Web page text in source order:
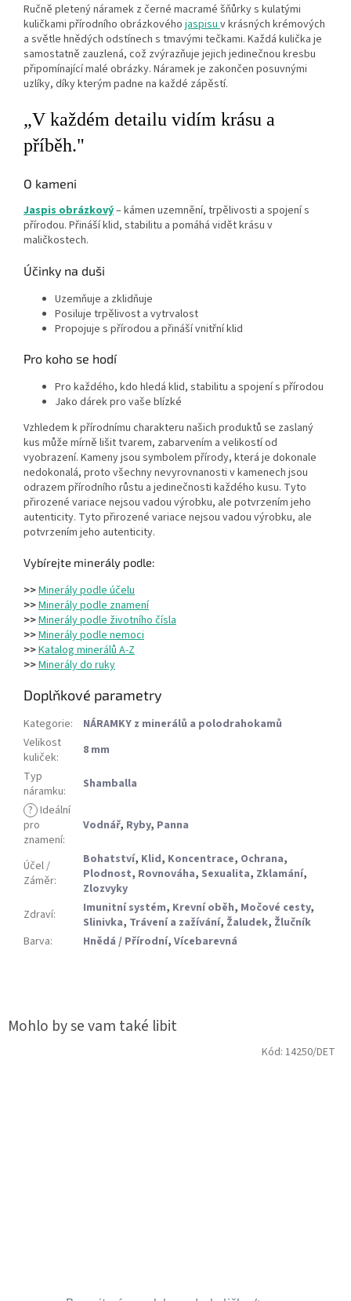
Ručně pletený náramek z černé macramé šňůrky s kulatými
kuličkami přírodního obrázkového jaspisu v krásných krémových
a světle hnědých odstínech s tmavými tečkami. Každá kulička je
samostatně zauzlená, což zvýrazňuje jejich jedinečnou kresbu
připomínající malé obrázky. Náramek je zakončen posuvnými
uzlíky, díky kterým padne na každé zápěstí.
„V každém detailu vidím krásu a
příběh."
O kameni
Jaspis obrázkový– kámen uzemnění, trpělivosti a spojení s
přírodou. Přináší klid, stabilitu a pomáhá vidět krásu v
maličkostech.
Účinky na duši
Uzemňuje a zklidňuje
Posiluje trpělivost a vytrvalost
Propojuje s přírodou a přináší vnitřní klid
Pro koho se hodí
Pro každého, kdo hledá klid, stabilitu a spojení s přírodou
Jako dárek pro vaše blízké
Vzhledem k přírodnímu charakteru našich produktů se zaslaný
kus může mírně lišit tvarem, zabarvením a velikostí od
vyobrazení. Kameny jsou symbolem přírody, která je dokonale
nedokonalá, proto všechny nevyrovnanosti v kamenech jsou
odrazem přírodního růstu a jedinečnosti každého kusu. Tyto
přirozené variace nejsou vadou výrobku, ale potvrzením jeho
autenticity. Tyto přirozené variace nejsou vadou výrobku, ale
potvrzením jeho autenticity.
Vybírejte minerály podle:
>>Minerály podle účelu
>>Minerály podle znamení
>>Minerály podle životního čísla
>>Minerály podle nemoci
>>Katalog minerálů A-Z
>>Minerály do ruky
Doplňkové parametry
Kategorie:
NÁRAMKY z minerálů a polodrahokamů
Velikost
kuliček:
8 mm
Typ
náramku:
Shamballa
? Ideální
pro
znamení:
Vodnář, Ryby, Panna
Účel /
Záměr:
Bohatství, Klid, Koncentrace, Ochrana,
Plodnost, Rovnováha, Sexualita, Zklamání,
Zlozvyky
Zdraví: Imunitní systém, Krevní oběh, Močové cesty,
Slinivka, Trávení a zažívání, Žaludek, Žlučník
Barva: Hnědá / Přírodní, Vícebarevná
Kód: 14250/DET